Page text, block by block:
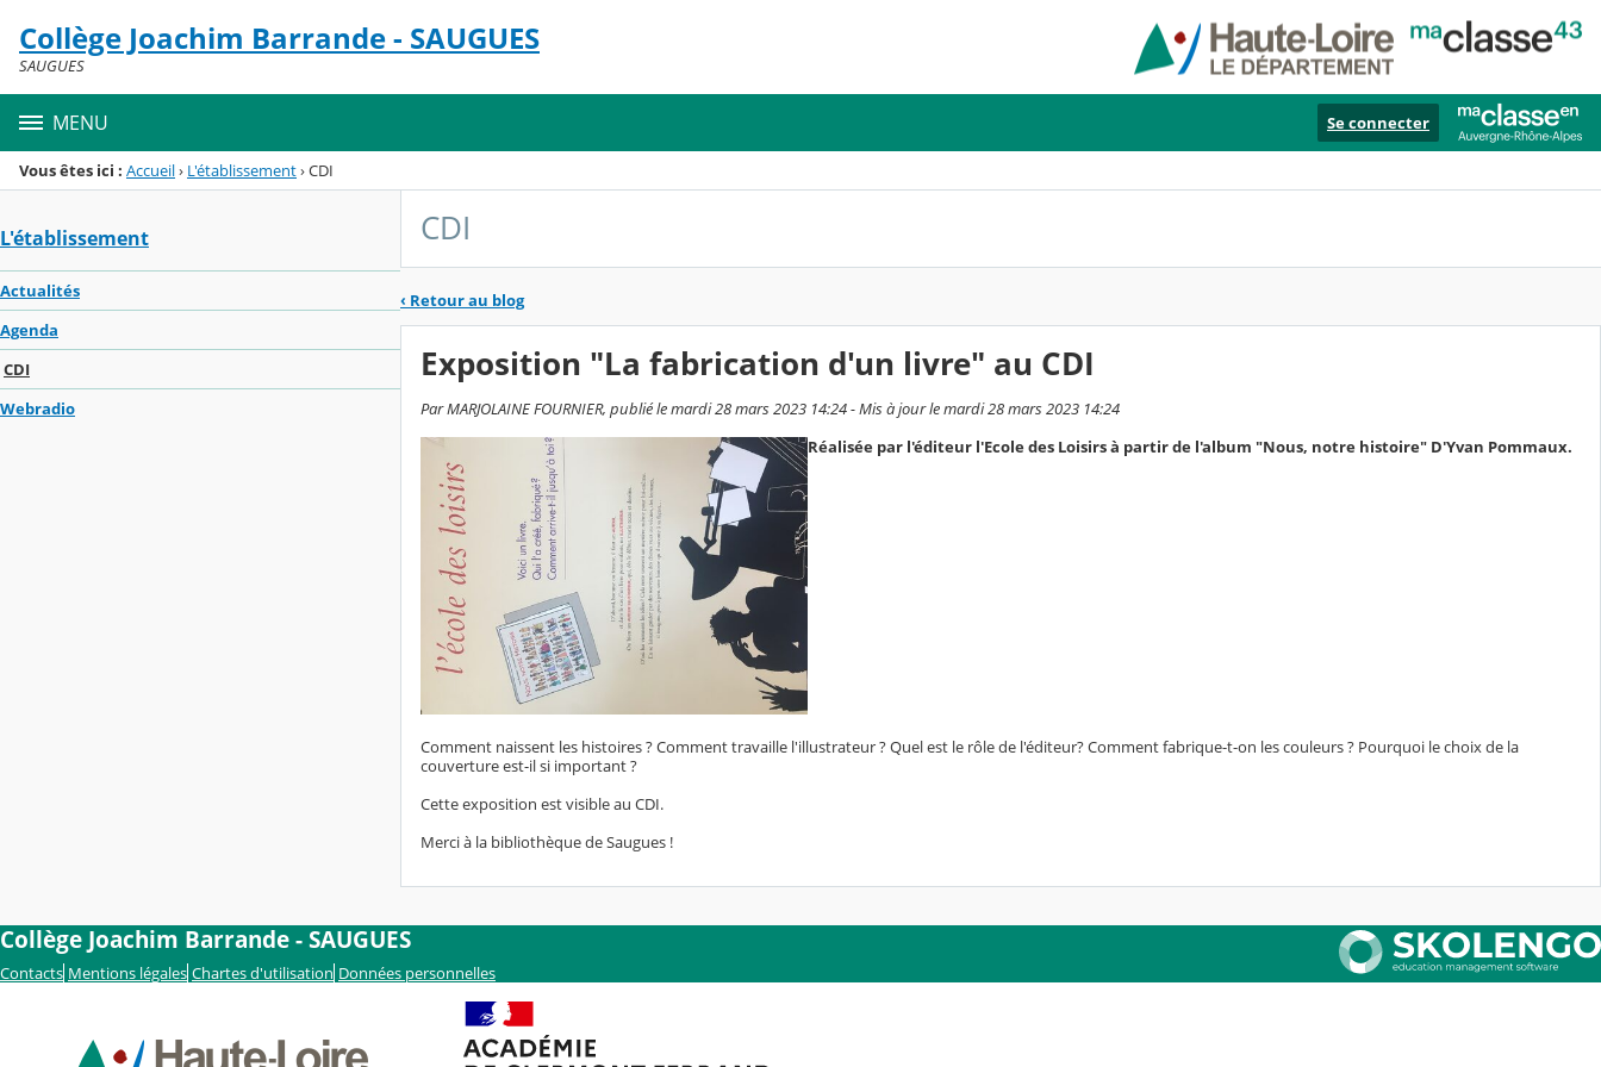
Menu de la rubrique
Contenu
Collège Joachim Barrande - SAUGUES
SAUGUES
MENU Se connecter
Vous êtes ici : Accueil› L'établissement›CDI
L'établissement
Actualités
Agenda
CDI
Webradio
CDI
‹ Retour au blog
Exposition "La fabrication d'un livre" au CDI
Par MARJOLAINE FOURNIER, publié le mardi 28 mars 2023 14:24 - Mis à jour le mardi 28 mars 2023 14:24
Réalisée par l'éditeur l'Ecole des Loisirs à partir de l'album "Nous, notre histoire" D'Yvan Pommaux.
Comment naissent les histoires ? Comment travaille l'illustrateur ? Quel est le rôle de l'éditeur? Comment fabrique-t-on les couleurs ? Pourquoi le choix de la
couverture est-il si important ?
Cette exposition est visible au CDI.
Merci à la bibliothèque de Saugues !
Collège Joachim Barrande - SAUGUES
Contacts Mentions légales Chartes d'utilisation Données personnelles